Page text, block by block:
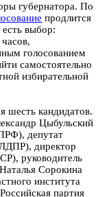
губернатора. По
продлится
выбор:
голосованием
самостоятельно
избирательной
шесть кандидатов.
Цыбульский
депутат
директор
руководитель
Сорокина
института
партия